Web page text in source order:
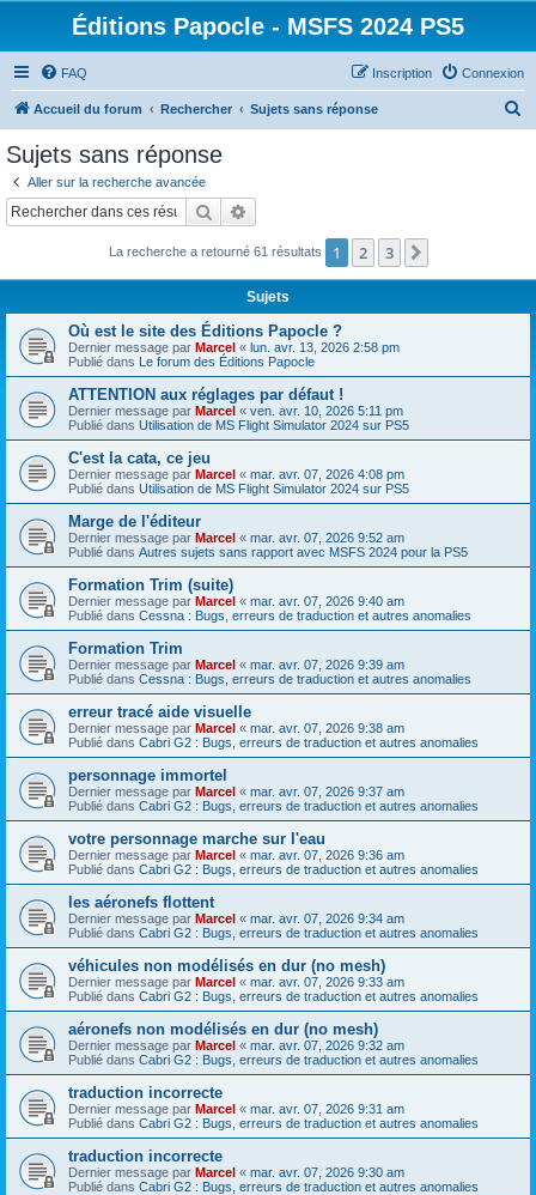
Éditions Papocle - MSFS 2024 PS5
FAQ Connexion
Inscription
Accueil du forum Rechercher Sujets sans réponse
c
Sujets sans réponse
Aller sur la recherche avancée
Rechercher
La recherche a retourné 61 résultats 1 2 3
Sujets
Où est le site des Éditions Papocle ?
Dernier message par Marcel « lun. avr. 13, 2026 2:58 pm
Publié dans Le forum des Éditions Papocle
ATTENTION aux réglages par défaut !
Dernier message par Marcel « ven. avr. 10, 2026 5:11 pm
Publié dans Utilisation de MS Flight Simulator 2024 sur PS5
C'est la cata, ce jeu
Dernier message par Marcel « mar. avr. 07, 2026 4:08 pm
Publié dans Utilisation de MS Flight Simulator 2024 sur PS5
Marge de l'éditeur
Dernier message par Marcel « mar. avr. 07, 2026 9:52 am
Publié dans Autres sujets sans rapport avec MSFS 2024 pour la PS5
Formation Trim (suite)
Dernier message par Marcel « mar. avr. 07, 2026 9:40 am
Publié dans Cessna : Bugs, erreurs de traduction et autres anomalies
Formation Trim
Dernier message par Marcel « mar. avr. 07, 2026 9:39 am
Publié dans Cessna : Bugs, erreurs de traduction et autres anomalies
erreur tracé aide visuelle
Dernier message par Marcel « mar. avr. 07, 2026 9:38 am
Publié dans Cabri G2 : Bugs, erreurs de traduction et autres anomalies
personnage immortel
Dernier message par Marcel « mar. avr. 07, 2026 9:37 am
Publié dans Cabri G2 : Bugs, erreurs de traduction et autres anomalies
votre personnage marche sur l'eau
Dernier message par Marcel « mar. avr. 07, 2026 9:36 am
Publié dans Cabri G2 : Bugs, erreurs de traduction et autres anomalies
les aéronefs flottent
Dernier message par Marcel « mar. avr. 07, 2026 9:34 am
Publié dans Cabri G2 : Bugs, erreurs de traduction et autres anomalies
véhicules non modélisés en dur (no mesh)
Dernier message par Marcel « mar. avr. 07, 2026 9:33 am
Publié dans Cabri G2 : Bugs, erreurs de traduction et autres anomalies
aéronefs non modélisés en dur (no mesh)
Dernier message par Marcel « mar. avr. 07, 2026 9:32 am
Publié dans Cabri G2 : Bugs, erreurs de traduction et autres anomalies
traduction incorrecte
Dernier message par Marcel « mar. avr. 07, 2026 9:31 am
Publié dans Cabri G2 : Bugs, erreurs de traduction et autres anomalies
traduction incorrecte
Dernier message par Marcel « mar. avr. 07, 2026 9:30 am
Publié dans Cabri G2 : Bugs, erreurs de traduction et autres anomalies